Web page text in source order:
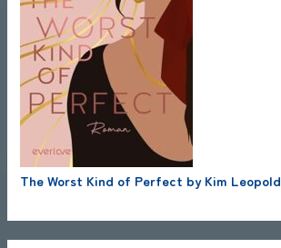
The Worst Kind of Perfect by Kim Leopold